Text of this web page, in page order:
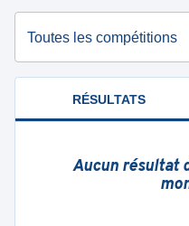
Toutes les compétitions
RÉSULTATS
Aucun résultat